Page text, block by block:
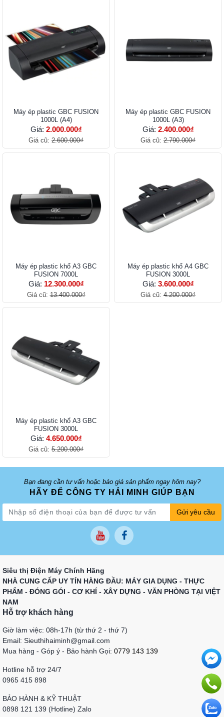
Máy ép plastic GBC FUSION
1000L (A4)
Giá: 2.000.000₫
Giá cũ: 2.600.000₫
Máy ép plastic GBC FUSION
1000L (A3)
Giá: 2.400.000₫
Giá cũ: 2.790.000₫
Máy ép plastic khổ A3 GBC
FUSION 7000L
Giá: 12.300.000₫
Giá cũ:13.400.000₫
Máy ép plastic khổ A4 GBC
FUSION 3000L
Giá: 3.600.000₫
Giá cũ: 4.200.000₫
Máy ép plastic khổ A3 GBC
FUSION 3000L
Giá: 4.650.000₫
Giá cũ: 5.200.000₫
Bạn đang cần tư vấn hoặc báo giá sản phẩm ngay hôm nay?
HÃY ĐỂ CÔNG TY HẢI MINH GIÚP BẠN
Gửi yêu cầu
Siêu thị Điện Máy Chính Hãng
NHÀ CUNG CẤP UY TÍN HÀNG ĐẦU: MÁY GIA DỤNG - THỰC
PHẨM - ĐÓNG GÓI - CƠ KHÍ - XÂY DỰNG - VĂN PHÒNG TẠI VIỆT
NAM
Hỗ trợ khách hàng
Giờ làm việc: 08h-17h (từ thứ 2 - thứ 7)
Email: Sieuthihaiminh@gmail.com
Mua hàng - Góp ý - Bảo hành Gọi: 0779 143 139
Hotline hỗ trợ 24/7
0965 415 898
BẢO HÀNH & KỸ THUẬT
0898 121 139 (Hotline) Zalo